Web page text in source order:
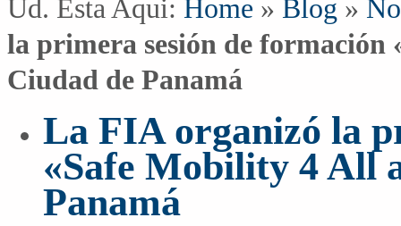
Ud. Esta Aqui: Home » Blog »
la primera sesión de
Ciudad de Panamá
La FIA organizó la
«Safe Mobility 4 All
Panamá